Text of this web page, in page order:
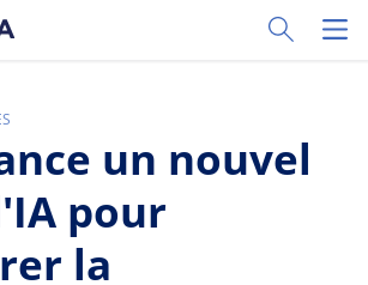
au contenu principal
Toggle
un nouvel
pour
la